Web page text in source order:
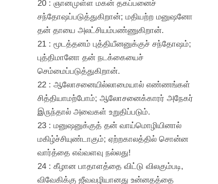
20 : ஞானமுள்ள மகன் தகப்பனைச்
சந்தோஷப்படுத்துகிறான்; மதியற்ற மனுஷனோ
தன் தாயை அலட்சியம்பண்ணுகிறான்.
21 : மூடத்தனம் புத்தியீனனுக்குச் சந்தோஷம்;
புத்திமானோ தன் நடக்கையைச்
செம்மைப்படுத்துகிறான்.
22 : ஆலோசனையில்லாமையால் எண்ணங்கள்
சித்தியாமற்போம்; ஆலோசனைக்காரர் அநேகர்
இருந்தால் அவைகள் உறுதிப்படும்.
23 : மனுஷனுக்குத் தன் வாய்மொழியினால்
மகிழ்ச்சியுண்டாகும்; ஏற்றகாலத்தில் சொன்ன
வார்த்தை எவ்வளவு நல்லது!
24 : கீழான பாதாளத்தை விட்டு விலகும்படி,
விவேகிக்கு ஜீவவழியானது உன்னதத்தை